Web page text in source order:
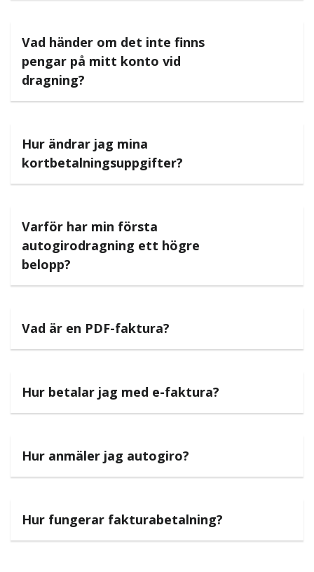
Vad händer om det inte finns
pengar på mitt konto vid
dragning?
Hur ändrar jag mina
kortbetalningsuppgifter?
Varför har min första
autogirodragning ett högre
belopp?
Vad är en PDF-faktura?
Hur betalar jag med e-faktura?
Hur anmäler jag autogiro?
Hur fungerar fakturabetalning?